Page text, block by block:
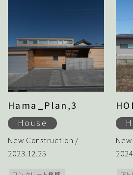
Hama_Plan,3
House
New Construction /
2023.12.25